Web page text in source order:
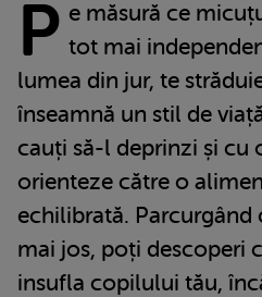
P e măsură ce
tot mai
lumea din jur, te
înseamnă un stil de
cauți să-l deprinzi și cu
orienteze către o
echilibrată.
mai jos, poți descoperi
insufla copilului tău,